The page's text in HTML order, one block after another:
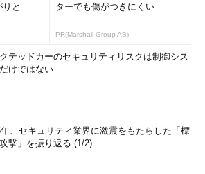
と
ターでも傷がつきにくい
PR(Marshall Group AB)
テッドカーのセキュリティリスクは制御シス
けではない
、セキュリティ業界に激震をもたらした「標
撃」を振り返る (1/2)